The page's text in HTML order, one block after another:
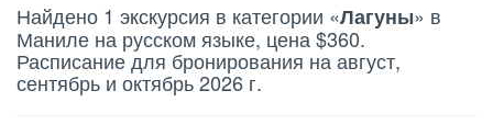
Найдено 1 экскурсия в категории «Лагуны» в
Маниле на русском языке, цена $360.
Расписание для бронирования на август,
сентябрь и октябрь 2026 г.